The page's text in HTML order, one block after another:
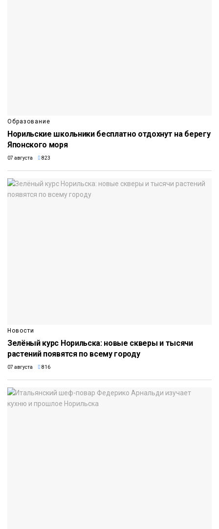
Образование
Норильские школьники бесплатно отдохнут на берегу
Японского моря
07 августа 823
Новости
Зелёный курс Норильска: новые скверы и тысячи
растений появятся по всему городу
07 августа 816